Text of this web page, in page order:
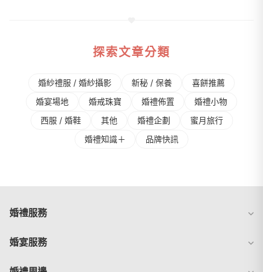
探索文章分類
婚紗禮服 / 婚紗攝影 新秘 / 保養
喜餅推薦
婚宴場地
婚戒珠寶 婚禮佈置
婚禮⼩物
⻄服 / 婚鞋
其他 婚禮企劃
蜜⽉旅⾏
婚禮知識＋
品牌快訊
婚禮服務
婚宴服務